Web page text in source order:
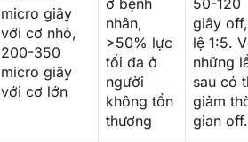
micro giây
với cơ nhỏ,
200-350
micro giây
với cơ lớn
nhân,
>50% lực
tối đa ở
người
không tổn
thương
giây
lệ 1:5.
những
sau có
giảm
gian off.